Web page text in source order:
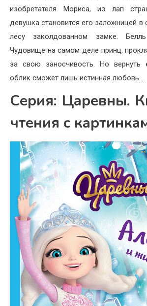
изобретателя Мориса, из лап
девушка становится его заложницей в
лесу заколдованном замке.
Чудовище на самом деле принц,
за свою заносчивость. Но вернуть
облик сможет лишь истинная любовь…
Серия: Царевны.
чтения с